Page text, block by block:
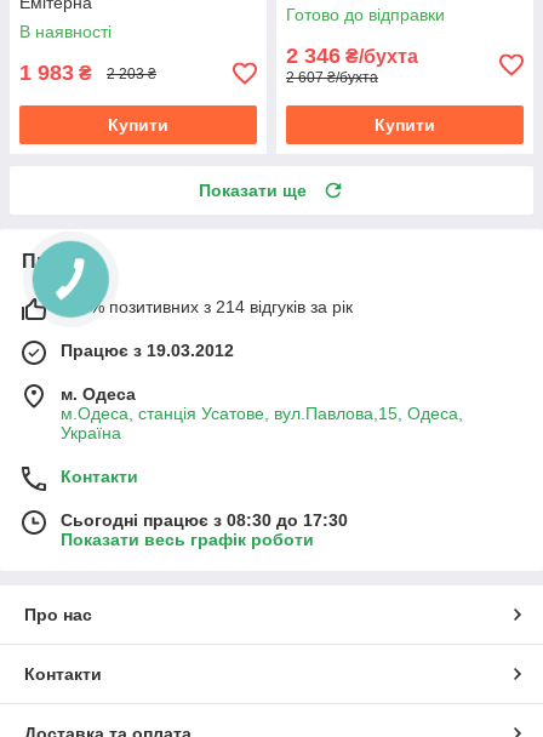
В наявності
1 983 ₴ 2 203 ₴
Купити
Готово до відправки
2 346 ₴/бухта
2 607 ₴/бухта
Купити
Показати ще
Про нас
100% позитивних з 214 відгуків за рік
Працює з 19.03.2012
м. Одеса
м.Одеса, станція Усатове, вул.Павлова,15, Одеса,
Україна
Контакти
Сьогодні працює з 08:30 до 17:30
Показати весь графік роботи
Про нас
Контакти